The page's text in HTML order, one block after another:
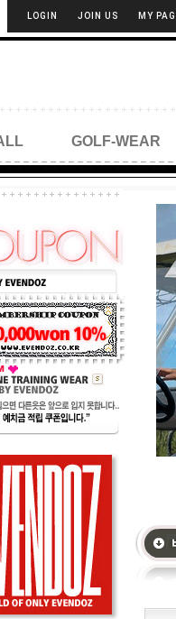
LOGIN JOIN US MY
GOLF-WEAR